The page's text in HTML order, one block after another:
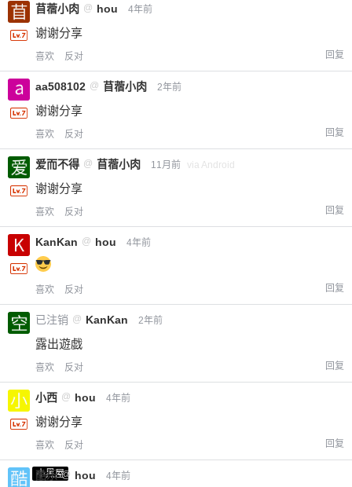
2 元 5 元 10 元
付费内容
苜蓿小肉 @ hou 4年前
谢谢分享
喜欢 反对 回复
aa508102 @ 苜蓿小肉 2年前
谢谢分享
喜欢 反对 回复
爱而不得 @ 苜蓿小肉 11月前 via Android
谢谢分享
喜欢 反对 回复
KanKan @ hou 4年前
喜欢 反对 回复
已注销 @ KanKan 2年前
露出遊戯
喜欢 反对 回复
小西 @ hou 4年前
谢谢分享
喜欢 反对 回复
小黑屋
酷乐 @ hou 4年前
您没有权限发布内容，请购买会员或者提升权
忘记密码？